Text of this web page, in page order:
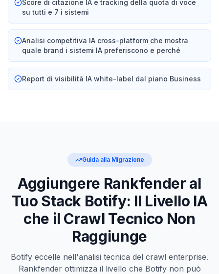
Score di citazione IA e tracking della quota di voce
su tutti e 7 i sistemi
Analisi competitiva IA cross-platform che mostra
quale brand i sistemi IA preferiscono e perché
Report di visibilità IA white-label dal piano Business
Guida alla Migrazione
Aggiungere Rankfender al
Tuo Stack Botify: Il Livello IA
che il Crawl Tecnico Non
Raggiunge
Botify eccelle nell'analisi tecnica del crawl enterprise.
Rankfender ottimizza il livello che Botify non può